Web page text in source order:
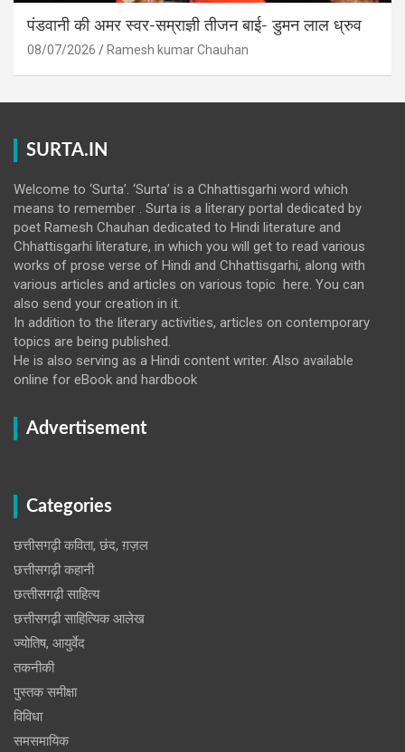
पंडवानी की अमर स्वर-सम्राज्ञी तीजन बाई- डुमन लाल ध्रुव
08/07/2026 Ramesh kumar Chauhan
SURTA.IN
Welcome to ‘Surta’. ‘Surta’ is a Chhattisgarhi word which
means to remember . Surta is a literary portal dedicated by
poet Ramesh Chauhan dedicated to Hindi literature and
Chhattisgarhi literature, in which you will get to read various
works of prose verse of Hindi and Chhattisgarhi, along with
various articles and articles on various topic here. You can
also send your creation in it.
In addition to the literary activities, articles on contemporary
topics are being published.
He is also serving as a Hindi content writer. Also available
online for eBook and hardbook
Advertisement
Categories
छत्तीसगढ़ी कविता, छंद, ग़ज़ल
छत्तीसगढ़ी कहानी
छत्‍तीसगढ़ी साहित्‍य
छत्तीसगढ़ी साहित्यिक आलेख
ज्योतिष, आयुर्वेद
तकनीकी
पुस्‍तक समीक्षा
विविधा
समसमायिक